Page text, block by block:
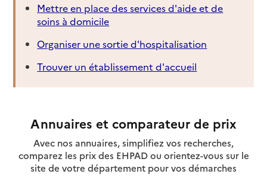
Mettre en place des services d'aide et de
soins à domicile
Organiser une sortie d'hospitalisation
Trouver un établissement d'accueil
Annuaires et comparateur de prix
Avec nos annuaires, simplifiez vos recherches,
comparez les prix des EHPAD ou orientez-vous sur le
site de votre département pour vos démarches